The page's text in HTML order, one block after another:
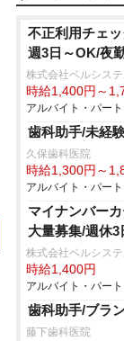
不正利用チェ
週3日～OK/夜
株式会社ベルシス
時給1,400円～
アルバイト・パー
歯科助手/未経
久保歯科医院
時給1,300円～
アルバイト・パー
マイナンバー
大量募集/週休
株式会社ベルシス
時給1,400円
アルバイト・パー
歯科助手/ブラ
藤下歯科医院